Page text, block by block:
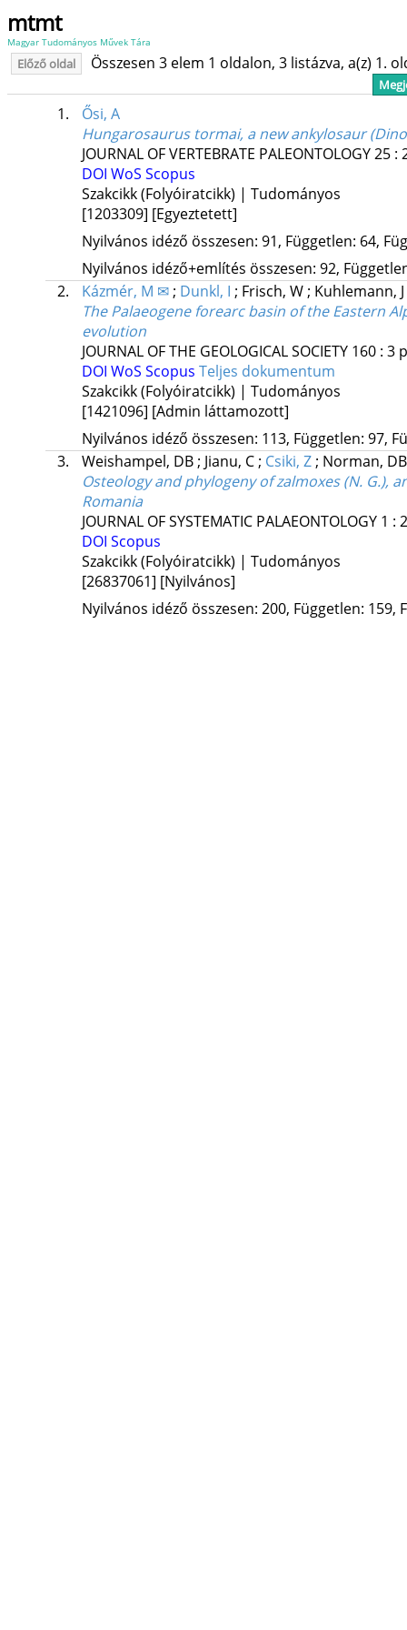
mtmt
Magyar Tudományos Művek Tára
Előző oldal Összesen 3 elem 1 oldalon, 3 listázva, a(z) 1.
1.
Ősi, A
Hungarosaurus tormai, a new ankylosaur
JOURNAL OF VERTEBRATE PALEONTOLOGY25:
DOI WoS Scopus
Szakcikk (Folyóiratcikk) | Tudományos
[1203309] [Egyeztetett]
Nyilvános idéző összesen: 91, Független: 64,
Nyilvános idéző+említés összesen: 92,
2.
Kázmér, M ✉; Dunkl, I ; Frisch, W; Kuhlemann, J
The Palaeogene forearc basin of the Eastern
evolution
JOURNAL OF THE GEOLOGICAL SOCIETY 160: 3
DOI WoS Scopus Teljes dokumentum
Szakcikk (Folyóiratcikk) | Tudományos
[1421096] [Admin láttamozott]
Nyilvános idéző összesen: 113, Független: 97,
3.
Weishampel, DB; Jianu, C; Csiki, Z; Norman, DB
Osteology and phylogeny of zalmoxes (N.
Romania
JOURNAL OF SYSTEMATIC PALAEONTOLOGY 1 : 2
DOI Scopus
Szakcikk (Folyóiratcikk) | Tudományos
[26837061] [Nyilvános]
Nyilvános idéző összesen: 200, Független: 159,